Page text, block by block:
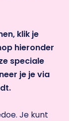
klik je
hieronder
speciale
je je via
Je kunt